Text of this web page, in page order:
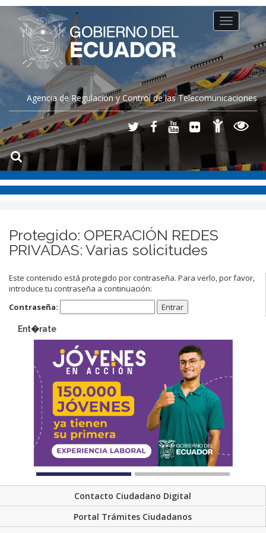
Agencia de Regulación y Control de las Telecomunicaciones
Toggle
navigation
Protegido: OPERACIÓN REDES
PRIVADAS: Varias solicitudes
Este contenido está protegido por contraseña. Para verlo, por favor,
introduce tu contraseña a continuación:
Contraseña:
Ent�rate
Contacto Ciudadano Digital
Portal Trámites Ciudadanos